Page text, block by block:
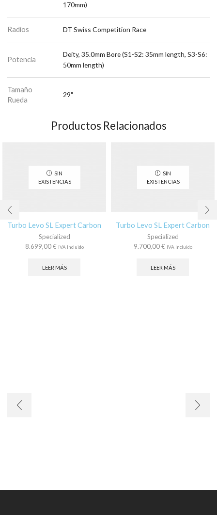
170mm)
Radios DT Swiss Competition Race
Potencia
Deity, 35.0mm Bore (S1-S2: 35mm length, S3-S6:
50mm length)
Tamaño
Rueda
29"
Productos Relacionados
SIN
EXISTENCIAS
Turbo Levo SL Expert Carbon
Specialized
8.699,00€ IVA Incluido
LEER MÁS
SIN
EXISTENCIAS
Turbo Levo SL Expert Carbon
Specialized
9.700,00€ IVA Incluido
LEER MÁS